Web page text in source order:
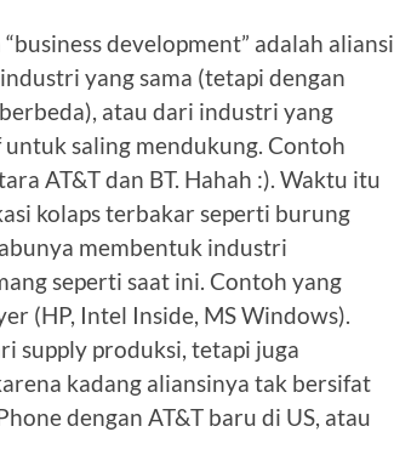
development” adalah aliansi
yang sama (tetapi dengan
atau dari industri yang
saling mendukung. Contoh
AT&T dan BT. Hahah :). Waktu itu
kolaps terbakar seperti burung
membentuk industri
seperti saat ini. Contoh yang
(HP, Intel Inside, MS Windows).
supply produksi, tetapi juga
kadang aliansinya tak bersifat
dengan AT&T baru di US, atau